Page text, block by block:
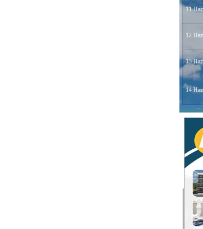
11
12
13
14